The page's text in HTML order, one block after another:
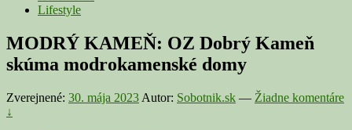
Lifestyle
MODRÝ KAMEŇ: OZ Dobrý Kameň
skúma modrokamenské domy
Zverejnené: 30. mája 2023 Autor: Sobotnik.sk — Žiadne komentáre
↓